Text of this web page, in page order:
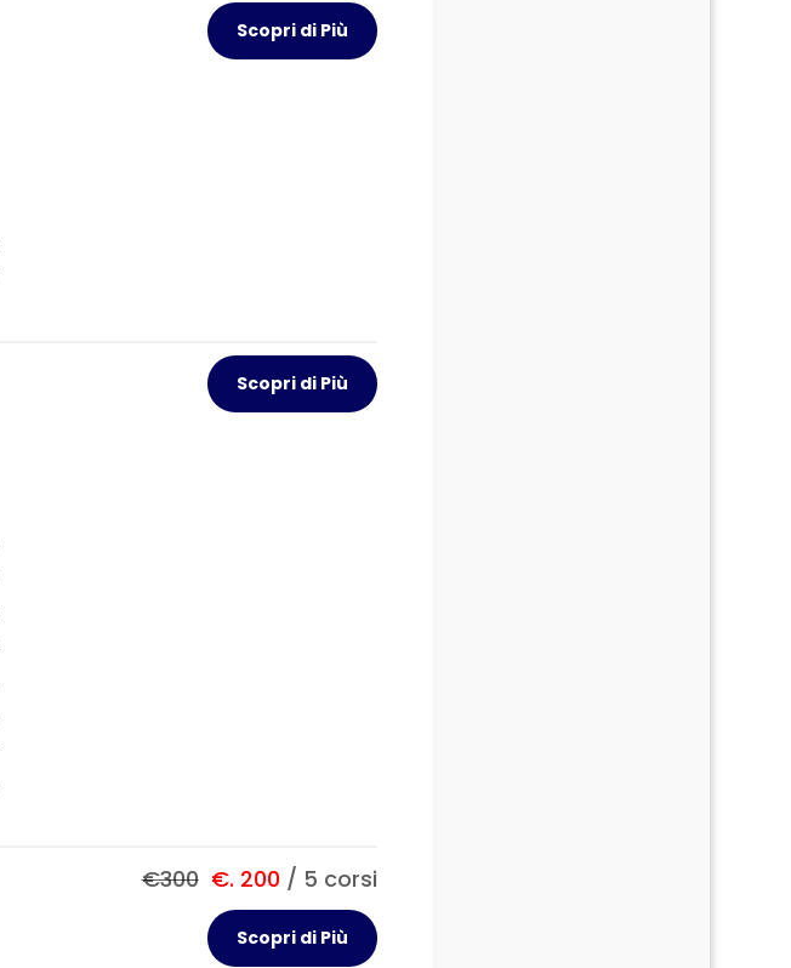
Scopri di Più
Scopri di Più
€300 €. 200 / 5 corsi
Scopri di Più